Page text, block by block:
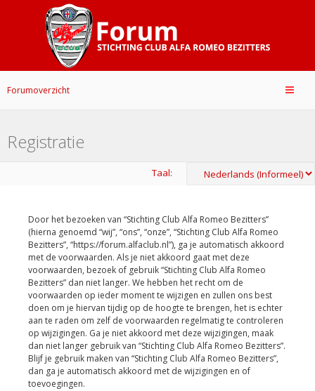
Forumoverzicht
Registratie
Taal:
Door het bezoeken van “Stichting Club Alfa Romeo Bezitters”
(hierna genoemd “wij”, “ons”, “onze”, “Stichting Club Alfa Romeo
Bezitters”, “https://forum.alfaclub.nl”), ga je automatisch akkoord
met de voorwaarden. Als je niet akkoord gaat met deze
voorwaarden, bezoek of gebruik “Stichting Club Alfa Romeo
Bezitters” dan niet langer. We hebben het recht om de
voorwaarden op ieder moment te wijzigen en zullen ons best
doen om je hiervan tijdig op de hoogte te brengen, het is echter
aan te raden om zelf de voorwaarden regelmatig te controleren
op wijzigingen. Ga je niet akkoord met deze wijzigingen, maak
dan niet langer gebruik van “Stichting Club Alfa Romeo Bezitters”.
Blijf je gebruik maken van “Stichting Club Alfa Romeo Bezitters”,
dan ga je automatisch akkoord met de wijzigingen en of
toevoegingen.